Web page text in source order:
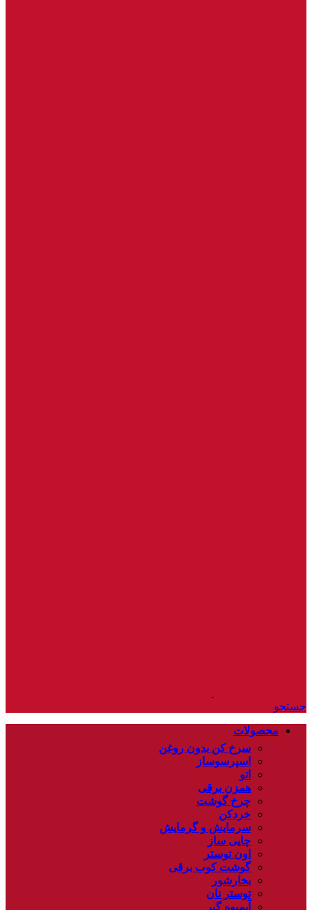
جستجو
محصولات
سرخ کن بدون روغن
اسپرسوساز
اتو
همزن برقی
چرخ گوشت
خردکن
سرمایش و گرمایش
چایی ساز
اون توستر
گوشت کوب برقی
بخارشور
توستر نان
آبمیوه گیر